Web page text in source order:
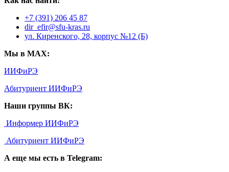
+7 (391) 206 45 87
dir_efir@sfu-kras.ru
ул. Киренского, 28, корпус №12 (Б)
Мы в MAX:
ИИФиРЭ
Абитуриент ИИФиРЭ
Наши группы ВК:
Информер ИИФиРЭ
Абитуриент ИИФиРЭ
А еще мы есть в Telegram: